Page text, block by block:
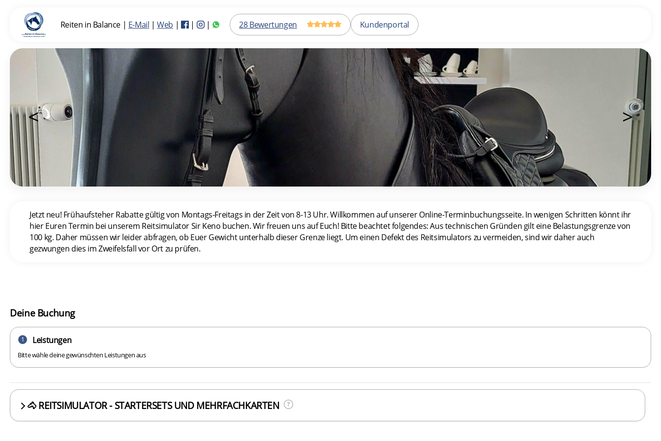
Reiten in Balance| E-Mail |Web | | | Kundenportal
28 Bewertungen
< >
Jetzt neu! Frühaufsteher Rabatte gültig von Montags-Freitags in der Zeit von 8-13 Uhr. Willkommen auf unserer Online-Terminbuchungsseite. In wenigen Schritten könnt ihr
hier Euren Termin bei unserem Reitsimulator Sir Keno buchen. Wir freuen uns auf Euch! Bitte beachtet folgendes: Aus technischen Gründen gilt eine Belastungsgrenze von
100 kg. Daher müssen wir leider abfragen, ob Euer Gewicht unterhalb dieser Grenze liegt. Um einen Defekt des Reitsimulators zu vermeiden, sind wir daher auch
gezwungen dies im Zweifelsfall vor Ort zu prüfen.
🐴 REITSIMULATOR - STARTERSETS UND MEHRFACHKARTEN
Deine Buchung
1 Leistungen
Bitte wähle deine gewünschten Leistungen aus